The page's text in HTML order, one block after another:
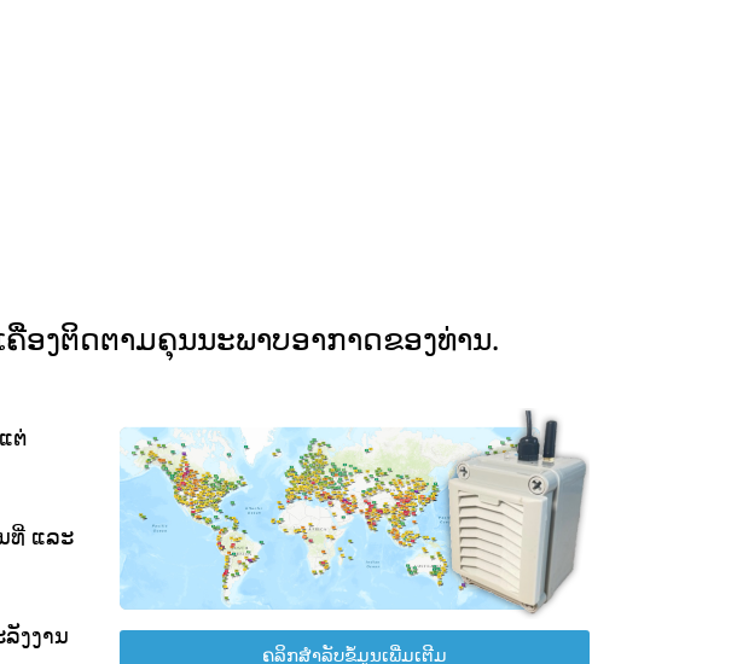
ງຕິດຕາມຄຸນນະພາບອາກາດຂອງທ່ານ.
ຕ່
ທີ່ ແລະ
ງງານ
ຄລິກສຳລັບຂໍ້ມູນເພີ່ມເຕີມ